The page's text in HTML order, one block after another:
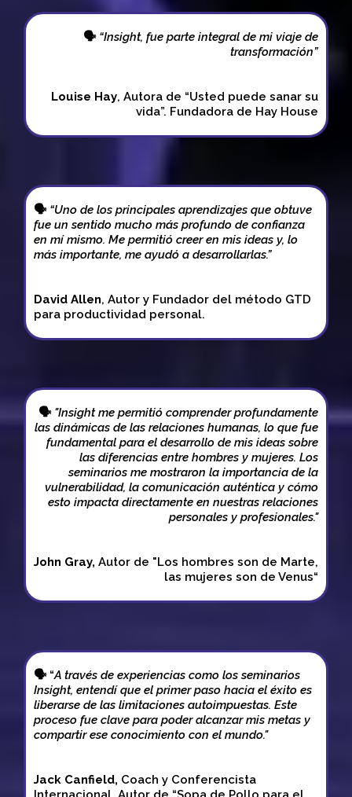
🗣 “Insight, fue parte integral de mi viaje de
transformación”
Louise Hay, Autora de “Usted puede sanar su
vida”. Fundadora de Hay House
🗣 “Uno de los principales aprendizajes que obtuve
fue un sentido mucho más profundo de confianza
en mí mismo. Me permitió creer en mis ideas y, lo
más importante, me ayudó a desarrollarlas.”
David Allen, Autor y Fundador del método GTD
para productividad personal.
🗣 "Insight me permitió comprender profundamente
las dinámicas de las relaciones humanas, lo que fue
fundamental para el desarrollo de mis ideas sobre
las diferencias entre hombres y mujeres. Los
seminarios me mostraron la importancia de la
vulnerabilidad, la comunicación auténtica y cómo
esto impacta directamente en nuestras relaciones
personales y profesionales."
John Gray, Autor de "Los hombres son de Marte,
las mujeres son de Venus“
🗣 “A través de experiencias como los seminarios
Insight, entendí que el primer paso hacia el éxito es
liberarse de las limitaciones autoimpuestas. Este
proceso fue clave para poder alcanzar mis metas y
compartir ese conocimiento con el mundo."
Jack Canfield, Coach y Conferencista